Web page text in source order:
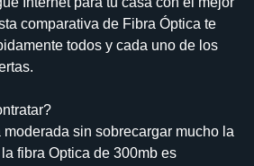
comparativa de Fibra Óptica te
todos y cada uno de los
sin sobrecargar mucho la
fibra Optica de 300mb es